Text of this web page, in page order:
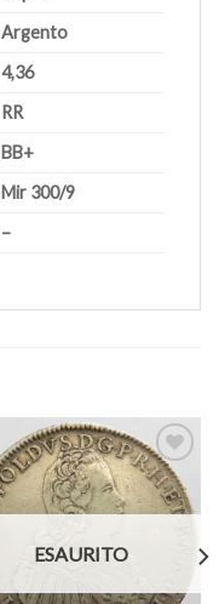
Argento
4,36
RR
BB+
Mir 300/9
–
ESAURITO